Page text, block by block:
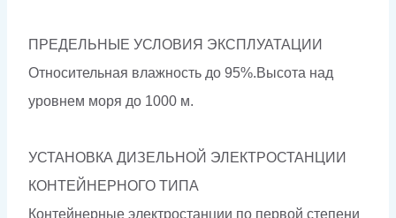
ПРЕДЕЛЬНЫЕ УСЛОВИЯ ЭКСПЛУАТАЦИИ
Относительная влажность до 95%.Высота над
уровнем моря до 1000 м.
УСТАНОВКА ДИЗЕЛЬНОЙ ЭЛЕКТРОСТАНЦИИ
КОНТЕЙНЕРНОГО ТИПА
Контейнерные электростанции по первой степени